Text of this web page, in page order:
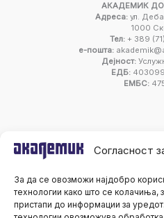
Согласност
За да се овозможи најдобро
технологии како што се колачиња,
пристапи до информации за
АКАДЕМИК
Адреса:ул.
1000
Тел: + 389
е-пошта:
Дејност:
ЕДБ:
ЕМБС: